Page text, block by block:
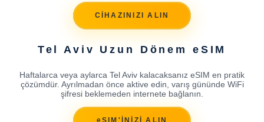
CİHAZINIZI ALIN
Tel Aviv Uzun Dönem eSIM
Haftalarca veya aylarca Tel Aviv kalacaksanız eSIM en pratik
çözümdür. Ayrılmadan önce aktive edin, varış gününde WiFi
şifresi beklemeden internete bağlanın.
eSIM'İNİZİ ALIN